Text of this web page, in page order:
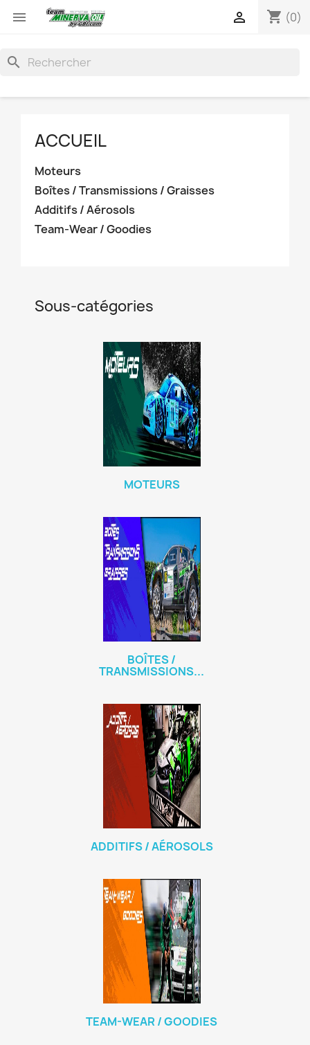
 shopping_cart (0)

search
ACCUEIL
Moteurs
Boîtes / Transmissions / Graisses
Additifs / Aérosols
Team-Wear / Goodies
Sous-catégories
MOTEURS
BOÎTES /
TRANSMISSIONS...
ADDITIFS / AÉROSOLS
TEAM-WEAR / GOODIES